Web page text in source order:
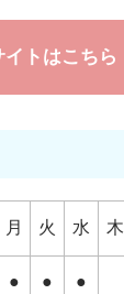
イトはこちら
月 火 水 木
● ● ●